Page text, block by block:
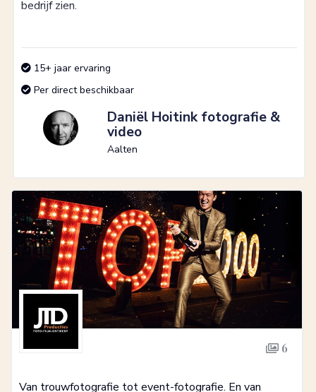
bedrijf zien.
15+ jaar ervaring
Per direct beschikbaar
Daniël Hoitink fotografie &
video
Aalten
6
Van trouwfotografie tot event-fotografie. En van